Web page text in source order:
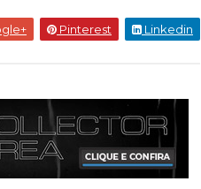
Pinterest Linkedin